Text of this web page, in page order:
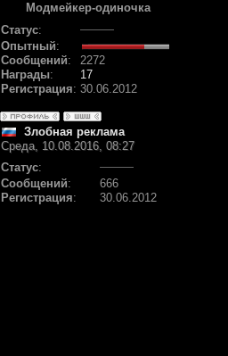
Модмейкер-одиночка
Статус:
Опытный:
Сообщений:
2272
Награды:
17
Регистрация: 30.06.2012
Злобная реклама
Среда, 10.08.2016, 08:27
Статус:
Сообщений:
666
Регистрация: 30.06.2012